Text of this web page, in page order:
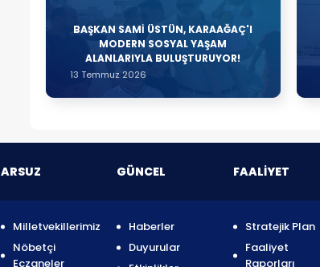
BAŞKAN SAMİ ÜSTÜN, KARAAĞAÇ'I
MODERN SOSYAL YAŞAM
ALANLARIYLA BULUŞTURUYOR!
13 Temmuz 2026
ARSUZ
Milletvekillerimiz
Nöbetçi
Eczaneler
GÜNCEL
Haberler
Duyurular
FAALİYET
Stratejik Plan
Faaliyet
Raporları